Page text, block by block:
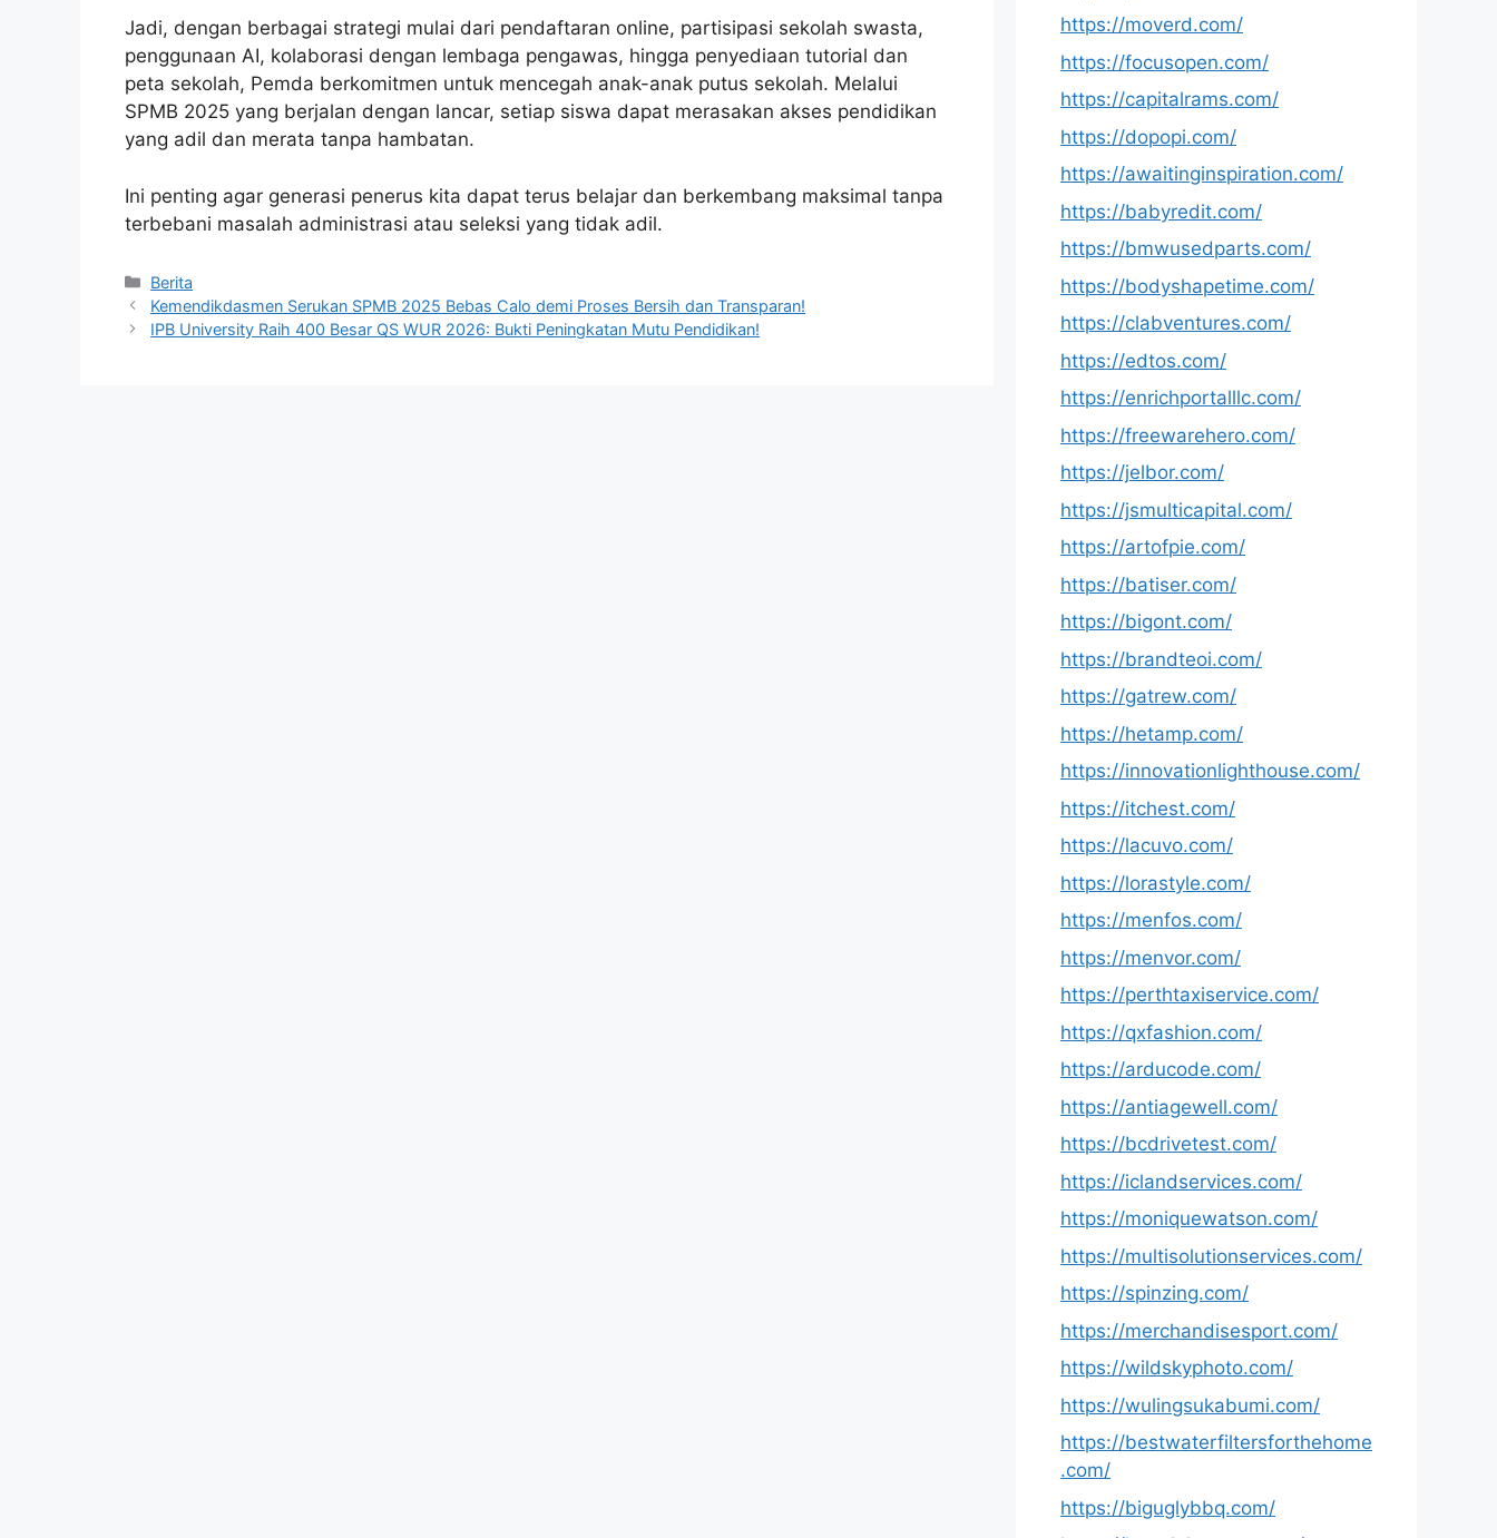
Jadi, dengan berbagai strategi mulai dari pendaftaran online, partisipasi sekolah swasta,
penggunaan AI, kolaborasi dengan lembaga pengawas, hingga penyediaan tutorial dan
peta sekolah, Pemda berkomitmen untuk mencegah anak-anak putus sekolah. Melalui
SPMB 2025 yang berjalan dengan lancar, setiap siswa dapat merasakan akses pendidikan
yang adil dan merata tanpa hambatan.
Ini penting agar generasi penerus kita dapat terus belajar dan berkembang maksimal tanpa
terbebani masalah administrasi atau seleksi yang tidak adil.
Kategori
Berita
Kemendikdasmen Serukan SPMB 2025 Bebas Calo demi Proses Bersih dan Transparan!
IPB University Raih 400 Besar QS WUR 2026: Bukti Peningkatan Mutu Pendidikan!
https://moverd.com/
https://focusopen.com/
https://capitalrams.com/
https://dopopi.com/
https://awaitinginspiration.com/
https://babyredit.com/
https://bmwusedparts.com/
https://bodyshapetime.com/
https://clabventures.com/
https://edtos.com/
https://enrichportalllc.com/
https://freewarehero.com/
https://jelbor.com/
https://jsmulticapital.com/
https://artofpie.com/
https://batiser.com/
https://bigont.com/
https://brandteoi.com/
https://gatrew.com/
https://hetamp.com/
https://innovationlighthouse.com/
https://itchest.com/
https://lacuvo.com/
https://lorastyle.com/
https://menfos.com/
https://menvor.com/
https://perthtaxiservice.com/
https://qxfashion.com/
https://arducode.com/
https://antiagewell.com/
https://bcdrivetest.com/
https://iclandservices.com/
https://moniquewatson.com/
https://multisolutionservices.com/
https://spinzing.com/
https://merchandisesport.com/
https://wildskyphoto.com/
https://wulingsukabumi.com/
https://bestwaterfiltersforthehome
.com/
https://biguglybbq.com/